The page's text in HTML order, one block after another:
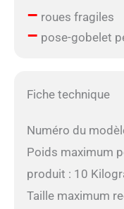
– roues fragiles
– pose-gobelet
Fiche technique
Numéro du
Poids maximum
produit : 10
Taille maximum